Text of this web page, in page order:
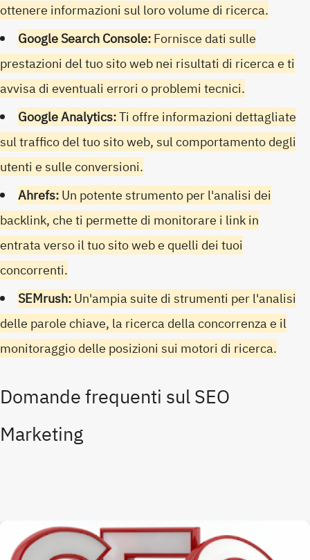
ottenere informazioni sul loro volume di ricerca.
Google Search Console:Fornisce dati sulle
prestazioni del tuo sito web nei risultati di ricerca e ti
avvisa di eventuali errori o problemi tecnici.
Google Analytics:Ti offre informazioni dettagliate
sul traffico del tuo sito web, sul comportamento degli
utenti e sulle conversioni.
Ahrefs:Un potente strumento per l'analisi dei
backlink, che ti permette di monitorare i link in
entrata verso il tuo sito web e quelli dei tuoi
concorrenti.
SEMrush:Un'ampia suite di strumenti per l'analisi
delle parole chiave, la ricerca della concorrenza e il
monitoraggio delle posizioni sui motori di ricerca.
Domande frequenti sul SEO
Marketing